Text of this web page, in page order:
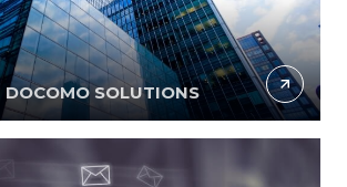
SOLUTIONS